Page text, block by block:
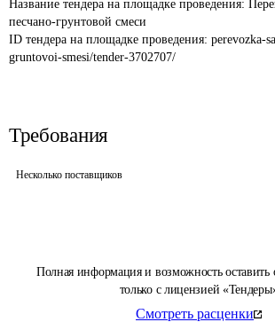
Полная информация и возможность оставить
только с лицензией
Смотреть расценки
Название тендера на площадке проведения:
песчано-грунтовой смеси
ID тендера на площадке проведения: perevozka-
gruntovoi-smesi/tender-3702707/
Требования
Несколько поставщиков